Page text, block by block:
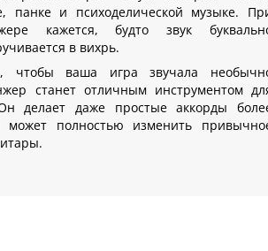
панке и психоделической музыке.
кажется, будто звук
в вихрь.
чтобы ваша игра звучала
станет отличным инструментом
делает даже простые аккорды
полностью изменить